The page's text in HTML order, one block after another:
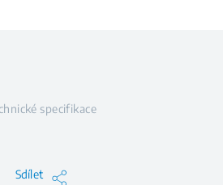
specifikace
Sdílet